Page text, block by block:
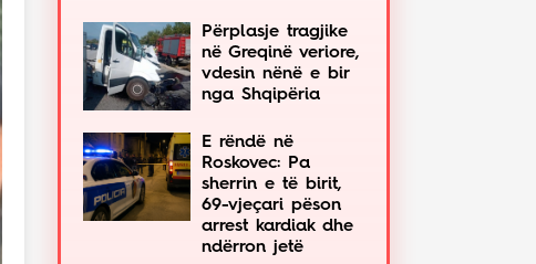
Përplasje tragjike
në Greqinë veriore,
vdesin nënë e bir
nga Shqipëria
E rëndë në
Roskovec: Pa
sherrin e të birit,
69-vjeçari pëson
arrest kardiak dhe
ndërron jetë